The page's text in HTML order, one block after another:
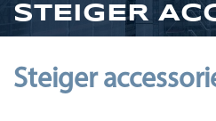
STEIGER
Steiger